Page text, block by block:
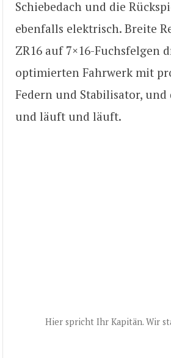
Schiebedach und die
ebenfalls elektrisch. Breite
ZR16 auf 7×16-Fuchsfelgen
optimierten Fahrwerk mit
Federn und Stabilisator,
und läuft und läuft.
Hier spricht Ihr Kapitän. Wir